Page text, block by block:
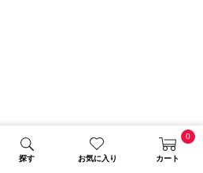
探す お気に入り カート
0